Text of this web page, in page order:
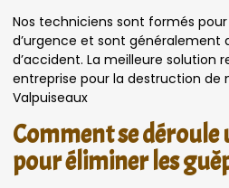
Nos techniciens sont formés
d’urgence et sont généralement
d’accident. La meilleure solution
entreprise pour la destruction de
Valpuiseaux
Comment se
pour éliminer les